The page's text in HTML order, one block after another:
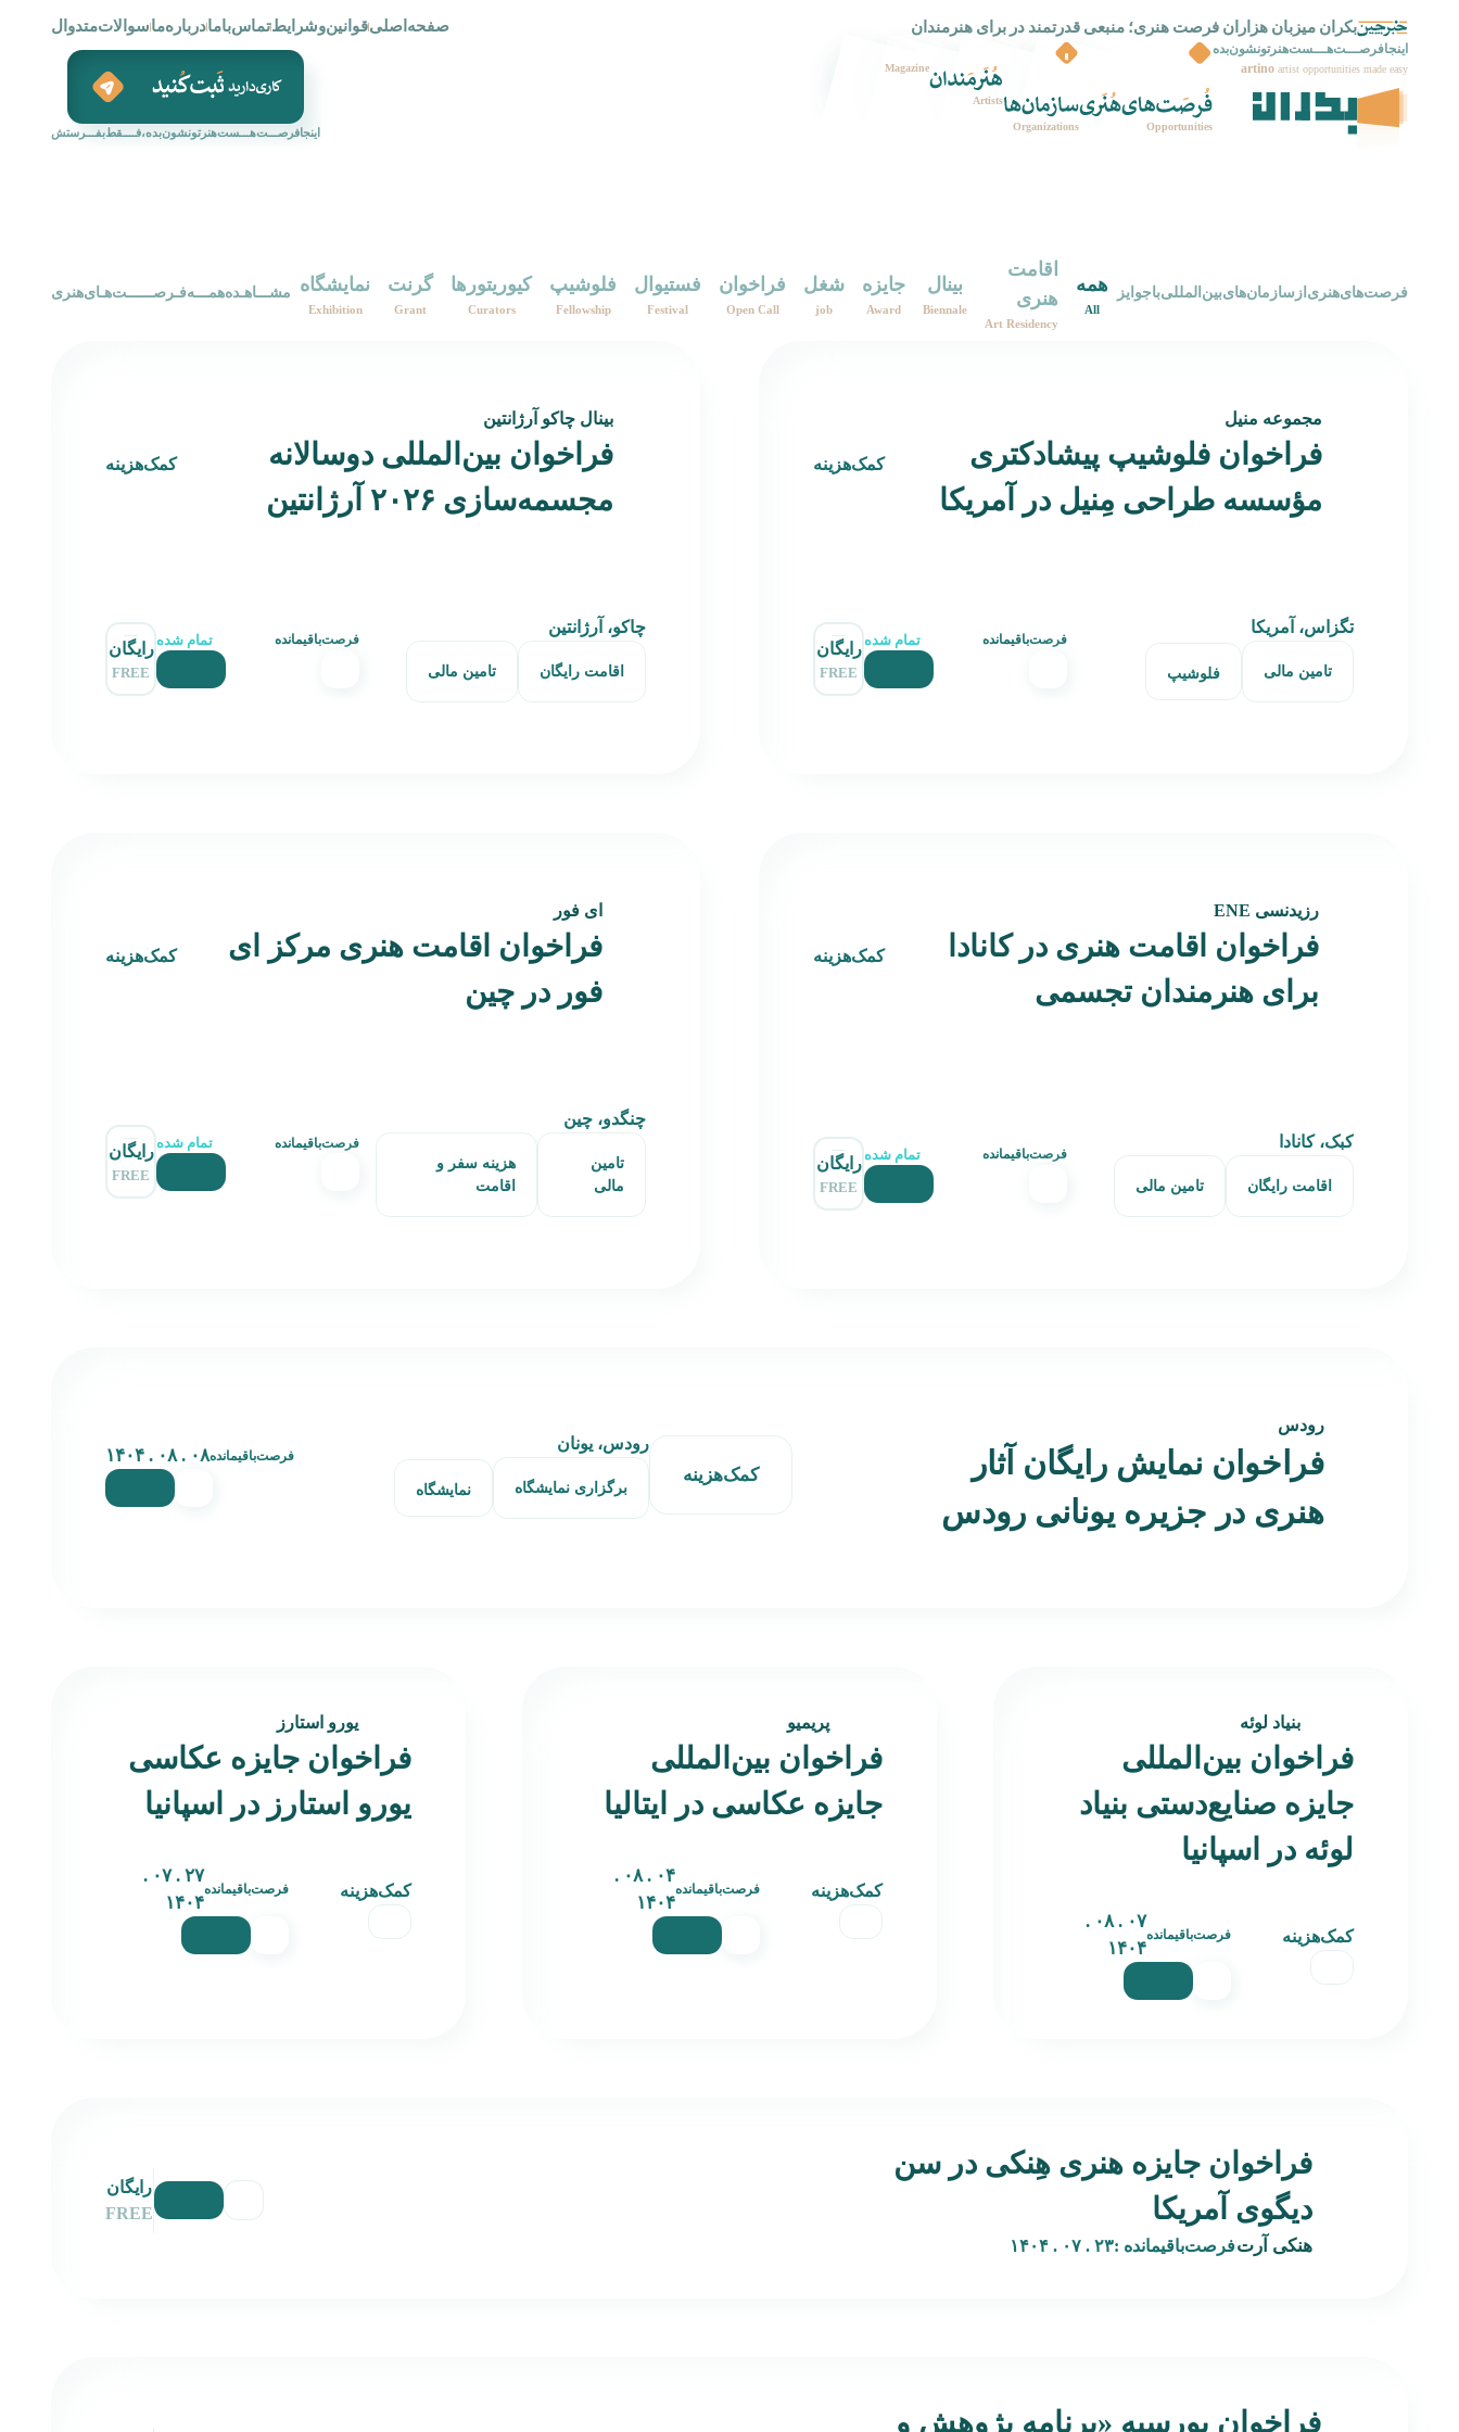
بکران راه اندازی شد
صفحه‌اصلیقوانین‌و‌شرایطتماس‌با‌مادرباره‌ما سوالات‌متدوال
اینجافرصـــت‌هـــست‌هنرتونشون‌بده
artino artist opportunities made easy
Opportunities
Organizations
Artists
Magazine
اینجافرصـــت‌هـــست‌هنرتونشون‌بده،فــــقط‌بفـــرستش
‌فرصت‌های‌هنری‌از‌سازمان‌های‌بین‌المللی‌با‌جوایز همه
All
اقامت
هنری
Art Residency
بینال
Biennale
جایزه
Award
شغل
job
فراخوان
Open Call
فستیوال
Festival
فلوشیپ
Fellowship
کیوریتورها
Curators
گرنت
Grant
نمایشگاه
Exhibition
‌‌مشـــاهـده‌همـــه‌فـرصــــــت‌هـای‌هنری‌
مجموعه منیل
فراخوان فلوشیپ پیشادکتری
مؤسسه طراحی مِنیل در آمریکا
کمک‌هزینه
تگزاس، آمریکا
تامین مالی فلوشیپ
فرصت‌باقیمانده تمام شده رایگان
FREE
بینال چاکو آرژانتین
فراخوان بین‌المللی دوسالانه
مجسمه‌سازی ۲۰۲۶ آرژانتین
کمک‌هزینه
چاکو، آرژانتین
اقامت رایگان تامین مالی
فرصت‌باقیمانده تمام شده رایگان
FREE
رزیدنسی ENE
فراخوان اقامت هنری در کانادا
برای هنرمندان تجسمی
کمک‌هزینه
کبک، کانادا
اقامت رایگان تامین مالی
فرصت‌باقیمانده تمام شده رایگان
FREE
ای فور
فراخوان اقامت هنری مرکز ای
فور در چین
کمک‌هزینه
چنگدو، چین
تامین
مالی
هزینه سفر و
اقامت
فرصت‌باقیمانده تمام شده رایگان
FREE
رودس
فراخوان نمایش رایگان آثار
هنری در جزیره یونانی رودس
کمک‌هزینه
رودس، یونان
برگزاری نمایشگاه نمایشگاه
فرصت‌باقیمانده۰۸ . ۰۸ . ۱۴۰۴
بنیاد لوئه
فراخوان بین‌المللی
جایزه صنایع‌دستی بنیاد
لوئه در اسپانیا
کمک‌هزینه فرصت‌باقیمانده
۰۷ . ۰۸ .
۱۴۰۴
پریمیو
فراخوان بین‌المللی
جایزه عکاسی در ایتالیا
کمک‌هزینه فرصت‌باقیمانده
۰۴ . ۰۸ .
۱۴۰۴
یورو استارز
فراخوان جایزه عکاسی
یورو استارز در اسپانیا
کمک‌هزینه فرصت‌باقیمانده
۲۷ . ۰۷ .
۱۴۰۴
فراخوان جایزه هنری هِنکی در سن
دیگوی آمریکا
هنکی آرتفرصت‌باقیمانده :۲۳ . ۰۷ . ۱۴۰۴
رایگان
FREE
فراخوان بورسیه‌ «برنامه پژوهش و